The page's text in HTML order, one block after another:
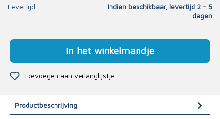
Levertijd
Indien beschikbaar, levertijd 2 - 5
dagen
In het winkelmandje
Toevoegen aan verlanglijstje
Productbeschrijving